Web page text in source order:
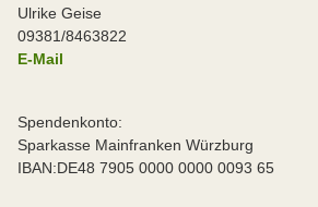
Ulrike Geise
09381/8463822
E-Mail
Spendenkonto:
Sparkasse Mainfranken Würzburg
IBAN:DE48 7905 0000 0000 0093 65